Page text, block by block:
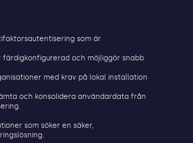
som är
färdigkonfigurerad och möjliggör snabb
med krav på lokal installation
och konsolidera användardata från
som söker en säker,